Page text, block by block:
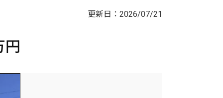
更新日： 2026/07/21